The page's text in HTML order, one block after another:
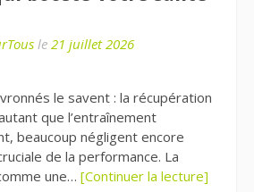
le 21 juillet 2026
le savent : la récupération
que l’entraînement
beaucoup négligent encore
de la performance. La
une… [Continuer la lecture]